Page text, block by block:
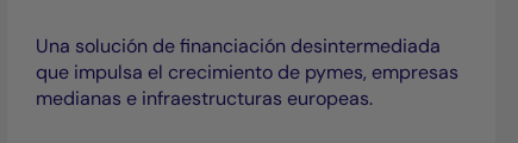
Una solución de financiación desintermediada
que impulsa el crecimiento de pymes, empresas
medianas e infraestructuras europeas.